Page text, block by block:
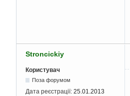
Stroncickiy
Користувач
Поза форумом
Дата реєстрації: 25.01.2013